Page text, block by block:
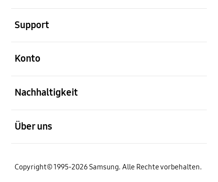
Support
Konto
Nachhaltigkeit
Über uns
Copyright© 1995-2026 Samsung. Alle Rechte vorbehalten.